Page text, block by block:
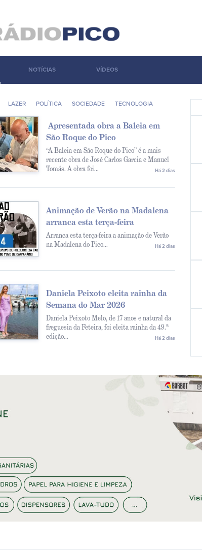
NOTÍCIAS VÍDEOS
LAZER POLÍ­TICA SOCIEDADE TECNOLOGIA
Apresentada obra a Baleia em
São Roque do Pico
“A Baleia em São Roque do Pico” é a mais
recente obra de José Carlos Garcia e Manuel
Tomás. A obra foi...
Há 2 dias
Animação de Verão na Madalena
arranca esta terça-feira
Arranca esta terça-feira a animação de Verão
na Madalena do Pico...
Há 2 dias
Daniela Peixoto eleita rainha da
Semana do Mar 2026
Daniela Peixoto Melo, de 17 anos e natural da
freguesia da Feteira, foi eleita rainha da 49.ª
edição...
Há 2 dias